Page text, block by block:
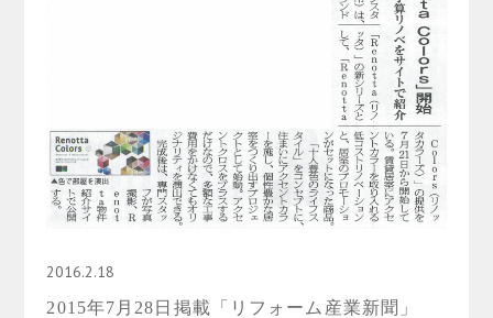
2016.2.18
2015年7月28日掲載「リフォーム産業新聞」